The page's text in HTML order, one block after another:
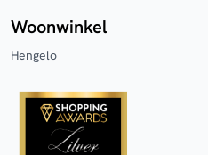
Woonwinkel
Hengelo